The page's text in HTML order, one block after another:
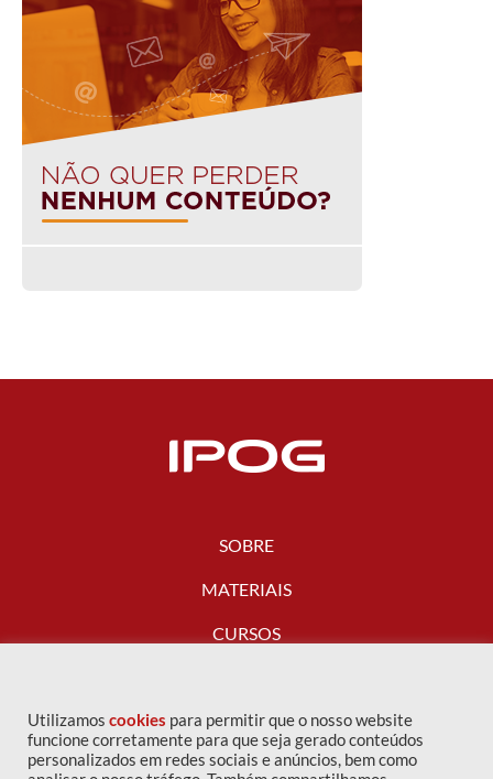
SOBRE
MATERIAIS
CURSOS
FALE CONOSCO
Utilizamos cookies para permitir que o nosso website
funcione corretamente para que seja gerado conteúdos
personalizados em redes sociais e anúncios, bem como